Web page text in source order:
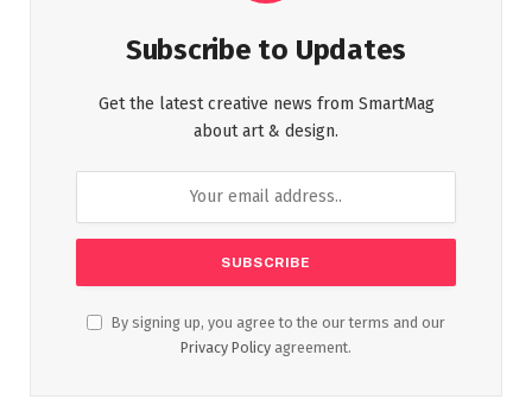
Subscribe to Updates
Get the latest creative news from SmartMag
about art & design.
By signing up, you agree to the our terms and our
Privacy Policy agreement.